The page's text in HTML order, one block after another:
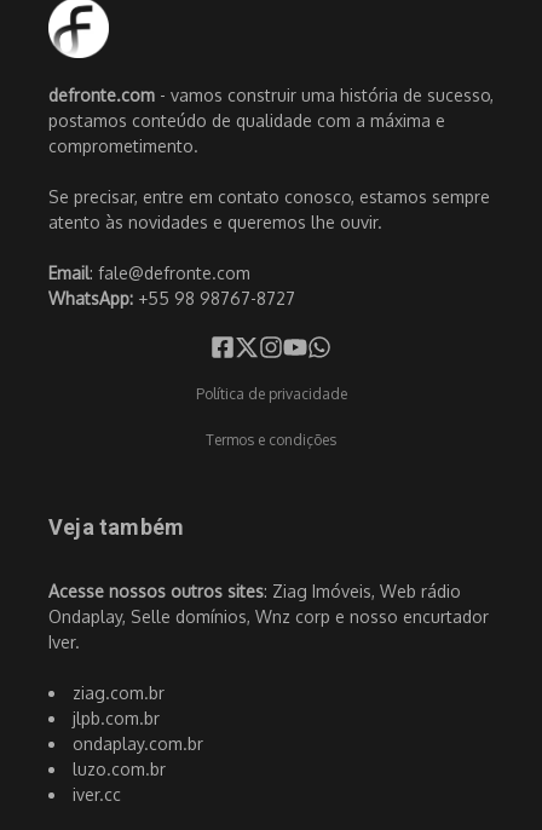
defronte.com - vamos construir uma história de sucesso,
postamos conteúdo de qualidade com a máxima e
comprometimento.
Se precisar, entre em contato conosco, estamos sempre
atento às novidades e queremos lhe ouvir.
Email: fale@defronte.com
WhatsApp: +55 98 98767-8727
Política de privacidade
Termos e condições
Veja também
Acesse nossos outros sites: Ziag Imóveis, Web rádio
Ondaplay, Selle domínios, Wnz corp e nosso encurtador
Iver.
ziag.com.br
jlpb.com.br
ondaplay.com.br
luzo.com.br
iver.cc